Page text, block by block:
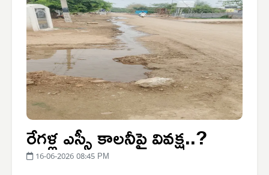
రేగళ్ల ఎస్సీ కాలనీపై వివక్ష..?
16-06-2026 08:45 PM